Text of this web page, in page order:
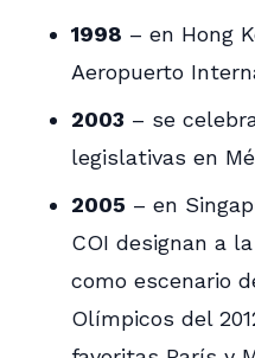
1998 – en Hong
Aeropuerto
2003 – se
legislativas en
2005 – en
COI designan a
como escenario
Olímpicos del